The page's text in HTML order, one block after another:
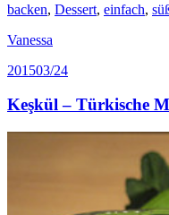
backen, Dessert, einfach,
Vanessa
201503/24
Keşkül – Türkische